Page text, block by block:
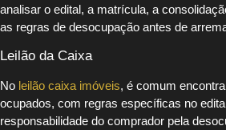
analisar o edital, a matrícula, a
as regras de desocupação antes de
Leilão da Caixa
No leilão caixa imóveis, é comum
ocupados, com regras específicas no
responsabilidade do comprador pela